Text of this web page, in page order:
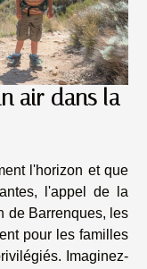
air dans la
l'horizon et que
l'appel de la
de Barrenques, les
pour les familles
Imaginez-